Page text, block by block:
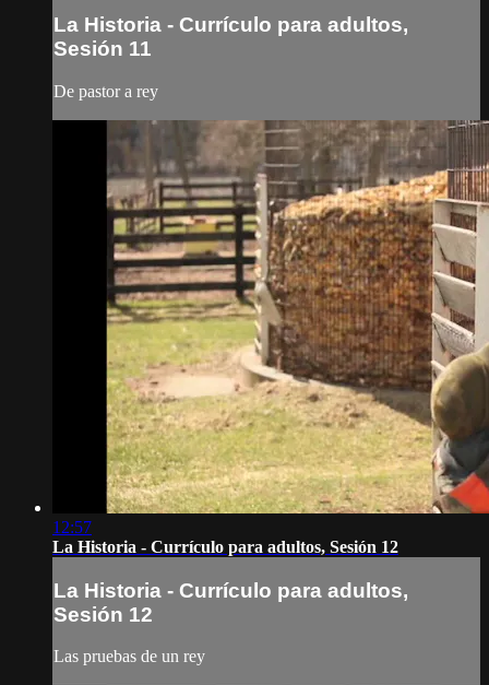
La Historia - Currículo para adultos,
Sesión 11
De pastor a rey
12:57
La Historia - Currículo para adultos, Sesión 12
La Historia - Currículo para adultos,
Sesión 12
Las pruebas de un rey